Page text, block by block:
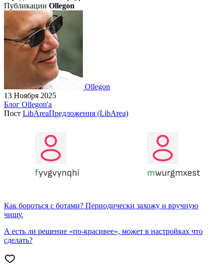
Публикации Ollegon
Ollegon
13 Ноября 2025
Блог Ollegon'a
Пост LibAreaПредложения (LibArea)
Как бороться с ботами? Периодически захожу и вручную
чищу.
А есть ли решение «по-красивее», может в настройках что
сделать?